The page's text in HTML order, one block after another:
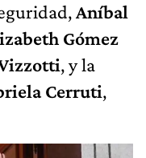
Aníbal
Gómez
, y la
Cerruti,